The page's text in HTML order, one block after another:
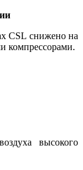
CSL снижено на
компрессорами.
высокого